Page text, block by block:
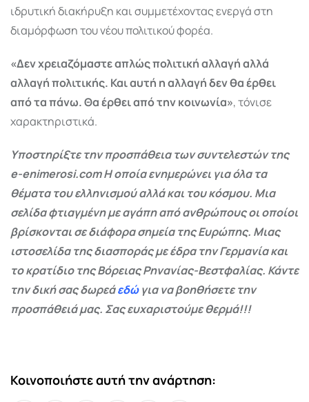
ιδρυτική διακήρυξη και συμμετέχοντας ενεργά στη
διαμόρφωση του νέου πολιτικού φορέα.
«Δεν χρειαζόμαστε απλώς πολιτική αλλαγή αλλά
αλλαγή πολιτικής. Και αυτή η αλλαγή δεν θα έρθει
από τα πάνω. Θα έρθει από την κοινωνία», τόνισε
χαρακτηριστικά.
Υποστηρίξτε την προσπάθεια των συντελεστών της
e-enimerosi.com Η οποία ενημερώνει για όλα τα
θέματα του ελληνισμού αλλά και του κόσμου. Μια
σελίδα φτιαγμένη με αγάπη από ανθρώπους οι οποίοι
βρίσκονται σε διάφορα σημεία της Ευρώπης. Μιας
ιστοσελίδα της διασποράς με έδρα την Γερμανία και
το κρατίδιο της Βόρειας Ρηνανίας-Βεστφαλίας. Κάντε
την δική σας δωρεάεδώγια να βοηθήσετε την
προσπάθειά μας. Σας ευχαριστούμε θερμά!!!
Κοινοποιήστε αυτή την ανάρτηση: